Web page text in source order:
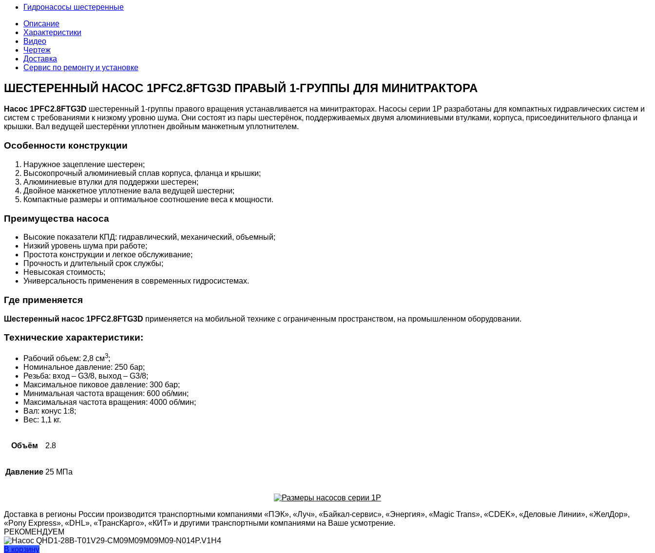
Гидронасосы шестеренные
Описание
Характеристики
Видео
Чертеж
Доставка
Сервис по ремонту и установке
ШЕСТЕРЕННЫЙ НАСОС 1PFC2.8FTG3D ПРАВЫЙ 1-ГРУППЫ ДЛЯ МИНИТРАКТОРА
Насос 1PFC2.8FTG3D шестеренный 1-группы правого вращения устанавливается на минитракторах. Насосы серии 1P разработаны для компактных гидравлических систем и
систем с требованиями к низкому уровню шума. Они состоят из пары шестерёнок, поддерживаемых двумя алюминиевыми втулками, корпуса, присоединительного фланца и
крышки. Вал ведущей шестерёнки уплотнен двойным манжетным уплотнителем.
Особенности конструкции
Наружное зацепление шестерен;
Высокопрочный алюминиевый сплав корпуса, фланца и крышки;
Алюминиевые втулки для поддержки шестерен;
Двойное манжетное уплотнение вала ведущей шестерни;
Компактные размеры и оптимальное соотношение веса к мощности.
Преимущества насоса
Высокие показатели КПД: гидравлический, механический, объемный;
Низкий уровень шума при работе;
Простота конструкции и легкое обслуживание;
Прочность и длительный срок службы;
Невысокая стоимость;
Универсальность применения в современных гидросистемах.
Где применяется
Шестеренный насос 1PFC2.8FTG3D применяется на мобильной технике с ограниченным пространством, на промышленном оборудовании.
Технические характеристики:
Рабочий объем: 2,8 см3;
Номинальное давление: 250 бар;
Резьба: вход – G3/8, выход – G3/8;
Максимальное пиковое давление: 300 бар;
Минимальная частота вращения: 600 об/мин;
Максимальная частота вращения: 4000 об/мин;
Вал: конус 1:8;
Вес: 1,1 кг.
Объём 2.8
Давление 25 МПа
Доставка в регионы России производится транспортными компаниями «ПЭК», «Луч», «Байкал-сервис», «Энергия», «Magic Trans», «CDEK», «Деловые Линии», «ЖелДор»,
«Pony Express», «DHL», «ТрансКарго», «КИТ» и другими транспортными компаниями на Ваше усмотрение.
РЕКОМЕНДУЕМ
В корзину